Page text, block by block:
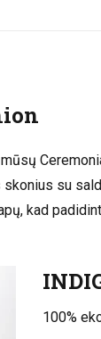
su
kad
100%